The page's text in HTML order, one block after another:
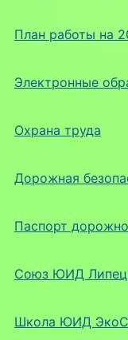
План работы на
Электронные
Охрана труда
Дорожная
Паспорт
Союз ЮИД
Школа ЮИД